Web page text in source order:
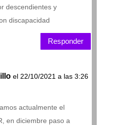
descendientes y
discapacidad
Responder
el 22/10/2021 a las 3:26
actualmente el
en diciembre paso a